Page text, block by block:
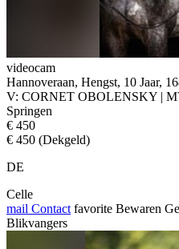
videocam
Hannoveraan, Hengst, 10 Jaar,
V: CORNET OBOLENSKY |
Springen
€ 450
€ 450 (Dekgeld)
DE
Celle
mail Contact favorite Bewaren
Blikvangers